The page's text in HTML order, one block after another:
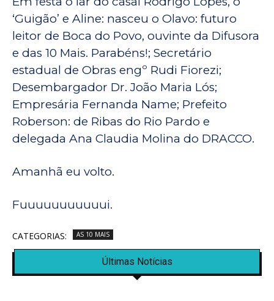
‘Guigão’ e Aline: nasceu o Olavo: futuro
leitor de Boca do Povo, ouvinte da Difusora
e das 10 Mais. Parabéns!; Secretário
estadual de Obras engº Rudi Fiorezi;
Desembargador Dr. João Maria Lós;
Empresária Fernanda Name; Prefeito
Roberson: de Ribas do Rio Pardo e
delegada Ana Claudia Molina do DRACCO.
Amanhã eu volto.
Fuuuuuuuuuuui.
CATEGORIAS: AS 10 MAIS
Últimas Notícias